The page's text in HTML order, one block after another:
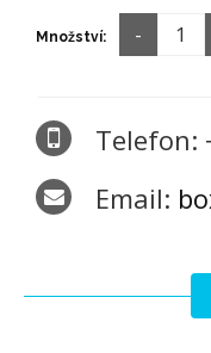
Množství:
Telefon:
Email: